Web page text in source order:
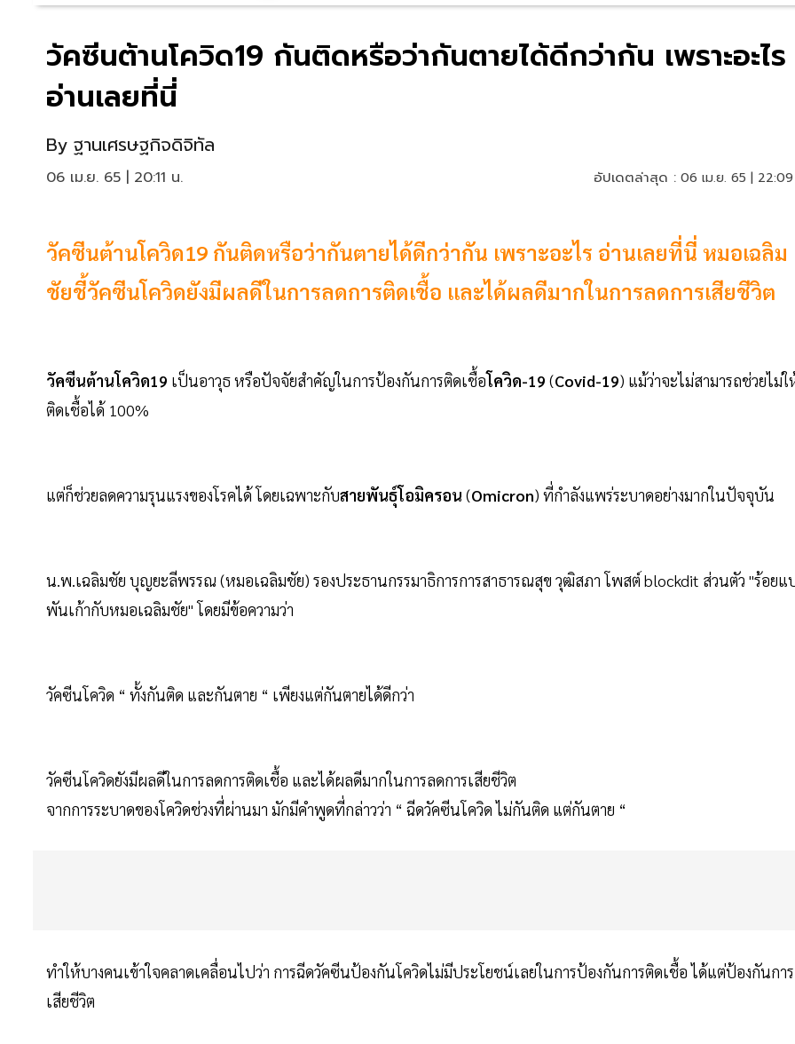
วัคซีนต้านโควิด19 กันติดหรือว่ากันตายได้ดีกว่ากัน เพราะอะไร
อ่านเลยที่นี่
By ฐานเศรษฐกิจดิจิทัล
06 เม.ย. 65 | 20:11 น. อัปเดตล่าสุด : 06 เม.ย. 65 |
วัคซีนต้านโควิด19 กันติดหรือว่ากันตายได้ดีกว่ากัน เพราะอะไร อ่านเลยที่นี่ หมอเฉลิม
ชัยชี้วัคซีนโควิดยังมีผลดีในการลดการติดเชื้อ และได้ผลดีมากในการลดการเสียชีวิต
วัคซีนต้านโควิด19 เป็นอาวุธ หรือปัจจัยสำคัญในการป้องกันการติดเชื้อโควิด-19 (Covid-19) แม้ว่าจะไม่สามารถช่วยไม่ใ
ติดเชื้อได้ 100%
แต่ก็ช่วยลดความรุนแรงของโรคได้ โดยเฉพาะกับสายพันธุ์โอมิครอน (Omicron) ที่กำลังแพร่ระบาดอย่างมากในปัจจุบัน
น.พ.เฉลิมชัย บุญยะลีพรรณ (หมอเฉลิมชัย) รองประธานกรรมาธิการการสาธารณสุข วุฒิสภา โพสต์ blockdit ส่วนตัว "ร้อยแ
พันเก้ากับหมอเฉลิมชัย" โดยมีข้อความว่า
วัคซีนโควิด “ ทั้งกันติด และกันตาย “ เพียงแต่กันตายได้ดีกว่า
วัคซีนโควิดยังมีผลดีในการลดการติดเชื้อ และได้ผลดีมากในการลดการเสียชีวิต
จากการระบาดของโควิดช่วงที่ผ่านมา มักมีคำพูดที่กล่าวว่า “ ฉีดวัคซีนโควิด ไม่กันติด แต่กันตาย “
ทำให้บางคนเข้าใจคลาดเคลื่อนไปว่า การฉีดวัคซีนป้องกันโควิดไม่มีประโยชน์เลยในการป้องกันการติดเชื้อ ได้แต่ป้องกันการ
เสียชีวิต